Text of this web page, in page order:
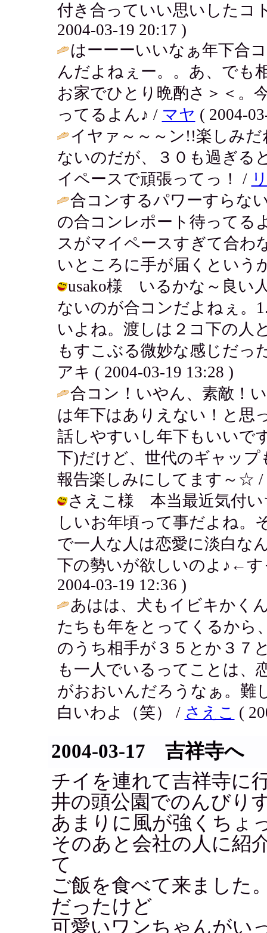
付き合っていい思いしたコ
2004-03-19 20:17 )
はーーーいいなぁ年下合
んだよねぇー。。あ、でも
お家でひとり晩酌さ＞＜。
ってるよん♪ / マヤ ( 2004-
イヤァ～～～ン!!楽しみ
ないのだが、３０も過ぎる
イペースで頑張ってっ！ /
合コンするパワーすらな
の合コンレポート待ってる
スがマイペースすぎて合わ
いところに手が届くという
usako様 いるかな～良い
ないのが合コンだよねぇ。
いよね。渡しは２コ下の人
もすこぶる微妙な感じだっ
アキ ( 2004-03-19 13:28 )
合コン！いやん、素敵！
は年下はありえない！と思
話しやすいし年下もいいで
下)だけど、世代のギャッ
報告楽しみにしてます～☆ /
さえこ様 本当最近気付い
しいお年頃って事だよね。
で一人な人は恋愛に淡白
下の勢いが欲しいのよ♪←す
2004-03-19 12:36 )
あはは、犬もイビキかく
たちも年をとってくるから
のうち相手が３５とか３７
も一人でいるってことは、
がおおいんだろうなぁ。難
白いわよ（笑） / さえこ (
2004-03-17 吉祥寺へ
チイを連れて吉祥寺に
井の頭公園でのんびり
あまりに風が強くちょ
そのあと会社の人に紹
て
ご飯を食べて来ました
だったけど
可愛いワンちゃんがい